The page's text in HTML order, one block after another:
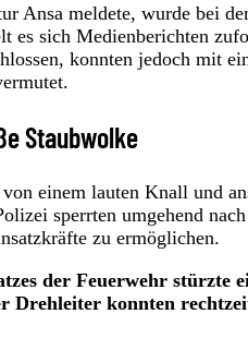
Ansa meldete, wurde bei
es sich Medienberichten
konnten jedoch mit
Staubwolke
einem lauten Knall und
sperrten umgehend
zu ermöglichen.
der Feuerwehr stürzte
Drehleiter konnten